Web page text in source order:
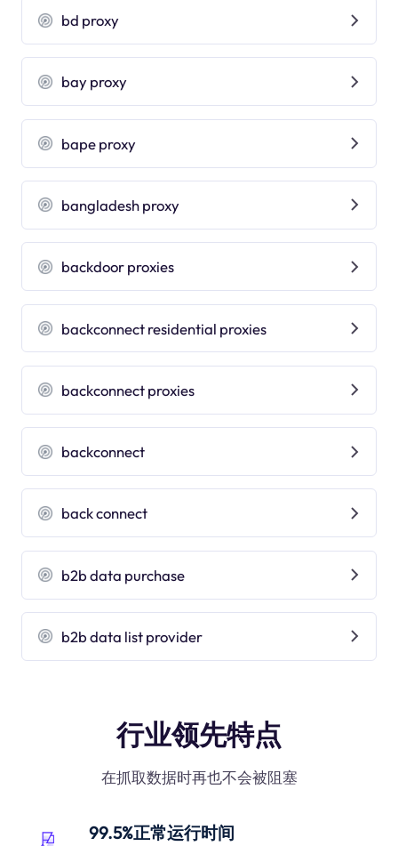
bd proxy
bay proxy
bape proxy
bangladesh proxy
backdoor proxies
backconnect residential proxies
backconnect proxies
backconnect
back connect
b2b data purchase
b2b data list provider
行业领先特点
在抓取数据时再也不会被阻塞
99.5%正常运行时间